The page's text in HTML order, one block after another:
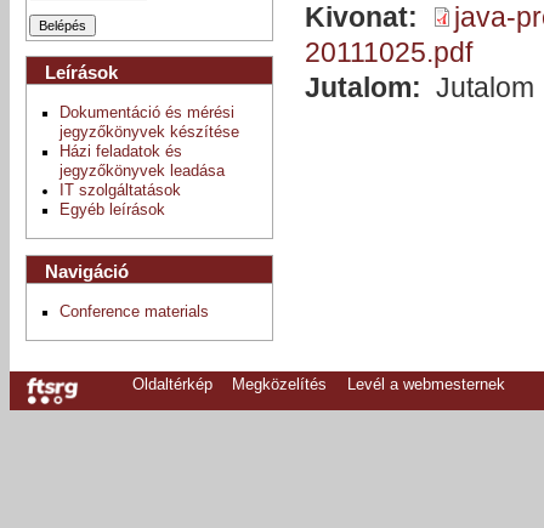
Kivonat:
java-
20111025.pdf
Jutalom: Jutalom
Leírások
Dokumentáció és mérési
jegyzőkönyvek készítése
Házi feladatok és
jegyzőkönyvek leadása
IT szolgáltatások
Egyéb leírások
Navigáció
Conference materials
Oldaltérkép Megközelítés Levél a webmesternek